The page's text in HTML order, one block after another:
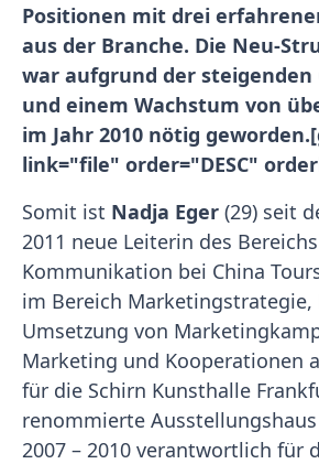
Positionen mit drei
aus der Branche. Die Neu-
war aufgrund der steigenden
und einem Wachstum von
im Jahr 2010 nötig
link="file" order="DESC"
Somit ist Nadja Eger (29) seit
2011 neue Leiterin des
Kommunikation bei China
im Bereich Marketingstrategie,
Umsetzung von
Marketing und Kooperationen
für die Schirn Kunsthalle
renommierte
2007 – 2010 verantwortlich für